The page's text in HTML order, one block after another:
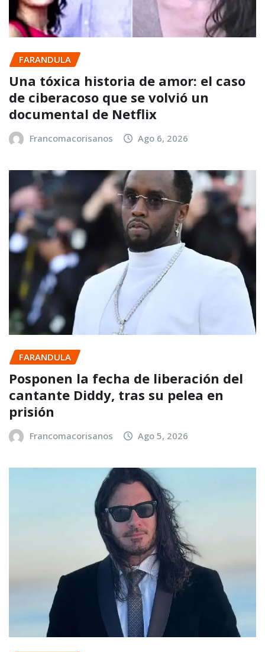
FARANDULA
Una tóxica historia de amor: el caso
de ciberacoso que se volvió un
documental de Netflix
Francomacorisanos Ago 6, 2026
FARANDULA
Posponen la fecha de liberación del
cantante Diddy, tras su pelea en
prisión
Francomacorisanos Ago 5, 2026